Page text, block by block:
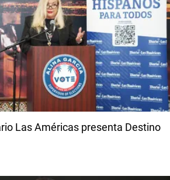
Las Américas presenta Destino